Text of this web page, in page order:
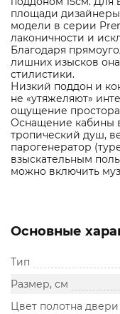
площади
модели в серии
лаконичности и
Благодаря
лишних изысков
стилистики.
Низкий поддон и
не «утяжеляют»
ощущение
Оснащение кабины
тропический душ,
парогенератор
взыскательным
можно включить
Основные
Тип
Размер, см
Цвет полотна двери